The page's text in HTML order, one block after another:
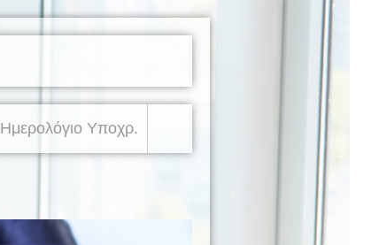
Ημερολόγιο Υποχρ.